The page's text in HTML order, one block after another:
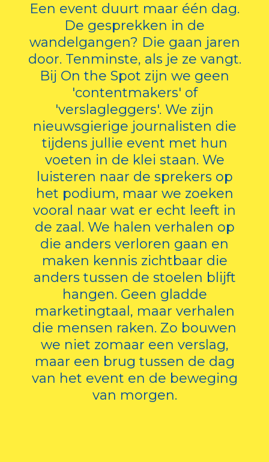
Een event duurt maar één dag.
De gesprekken in de
wandelgangen? Die gaan jaren
door. Tenminste, als je ze vangt.
Bij On the Spot zijn we geen
'contentmakers' of
'verslagleggers'. We zijn
nieuwsgierige journalisten die
tijdens jullie event met hun
voeten in de klei staan. We
luisteren naar de sprekers op
het podium, maar we zoeken
vooral naar wat er echt leeft in
de zaal. We halen verhalen op
die anders verloren gaan en
maken kennis zichtbaar die
anders tussen de stoelen blijft
hangen. Geen gladde
marketingtaal, maar verhalen
die mensen raken. Zo bouwen
we niet zomaar een verslag,
maar een brug tussen de dag
van het event en de beweging
van morgen.